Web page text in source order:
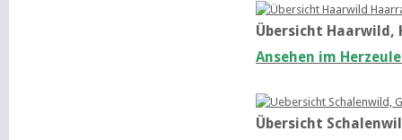
Übersicht Haarwild,
Ansehen im
Übersicht